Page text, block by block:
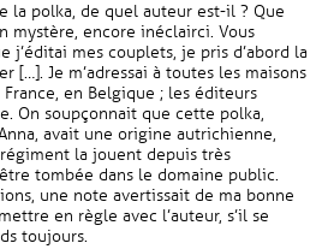
la polka, de quel auteur est-il ? Que
mystère, encore inéclairci. Vous
j’éditai mes couplets, je pris d’abord la
[…]. Je m’adressai à toutes les maisons
en Belgique ; les éditeurs
On soupçonnait que cette polka,
avait une origine autrichienne,
la jouent depuis très
tombée dans le domaine public.
une note avertissait de ma bonne
en règle avec l’auteur, s’il se
toujours.